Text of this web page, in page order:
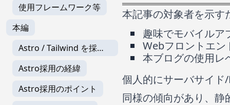
使用フレームワーク等
本編
Astro / Tailwind を採用
Astro採用の経緯
Astro採用のポイント
本記事の対象者を示す
趣味でモバイルア
Webフロントエ
本ブログの使用レ
個人的にサーバサイ
同様の傾向があり、